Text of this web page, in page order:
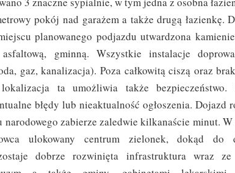
pokój nad garażem a także drugą łazienkę.
planowanego podjazdu utwardzona
gminną. Wszystkie instalacje
gaz, kanalizacja). Poza całkowitą ciszą oraz
lokalizacja ta umożliwia także
błędy lub nieaktualność ogłoszenia. Dojazd
zabierze zaledwie kilkanaście minut. W
ulokowany centrum zielonek, dokąd do
dobrze rozwinięta infrastruktura wraz ze